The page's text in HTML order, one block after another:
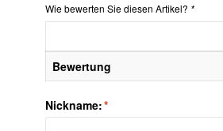
Wie bewerten Sie diesen Artikel? *
Bewertung
*
Nickname: